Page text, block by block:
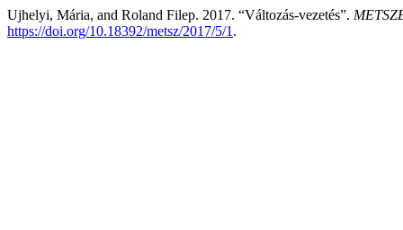
Ujhelyi, Mária, and Roland Filep. 2017. “Változás-vezetés”.
https://doi.org/10.18392/metsz/2017/5/1 .